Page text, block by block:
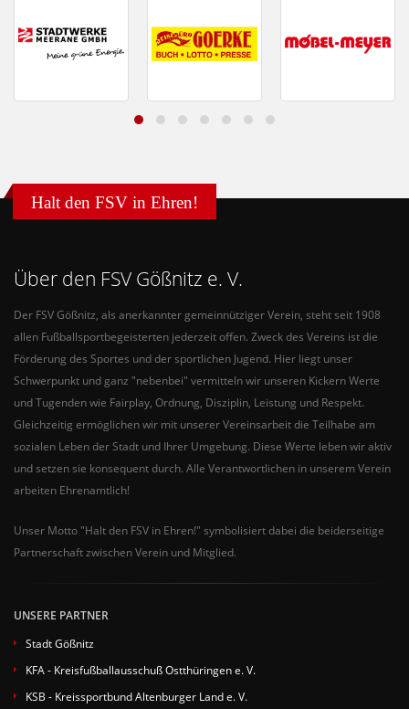
Halt den FSV in Ehren!
Über den FSV Gößnitz e. V.
Der FSV Gößnitz, als anerkannter gemeinnütziger Verein, steht seit 1908
allen Fußballsportbegeisterten jederzeit offen. Zweck des Vereins ist die
Förderung des Sportes und der sportlichen Jugend. Hier liegt unser
Schwerpunkt und ganz "nebenbei" vermitteln wir unseren Kickern Werte
und Tugenden wie Fairplay, Ordnung, Disziplin, Leistung und Respekt.
Gleichzeitig ermöglichen wir mit unserer Vereinsarbeit die Teilhabe am
sozialen Leben der Stadt und Ihrer Umgebung. Diese Werte leben wir aktiv
und setzen sie konsequent durch. Alle Verantwortlichen in unserem Verein
arbeiten Ehrenamtlich!
Unser Motto "Halt den FSV in Ehren!" symbolisiert dabei die beiderseitige
Partnerschaft zwischen Verein und Mitglied.
UNSERE PARTNER
Stadt Gößnitz
KFA - Kreisfußballausschuß Ostthüringen e. V.
KSB - Kreissportbund Altenburger Land e. V.